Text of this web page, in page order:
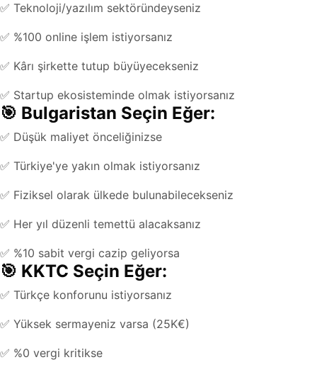
✅ Teknoloji/yazılım sektöründeyseniz
✅ %100 online işlem istiyorsanız
✅ Kârı şirkette tutup büyüyecekseniz
✅ Startup ekosisteminde olmak istiyorsanız
🎯 Bulgaristan Seçin Eğer:
✅ Düşük maliyet önceliğinizse
✅ Türkiye'ye yakın olmak istiyorsanız
✅ Fiziksel olarak ülkede bulunabilecekseniz
✅ Her yıl düzenli temettü alacaksanız
✅ %10 sabit vergi cazip geliyorsa
🎯 KKTC Seçin Eğer:
✅ Türkçe konforunu istiyorsanız
✅ Yüksek sermayeniz varsa (25K€)
✅ %0 vergi kritikse